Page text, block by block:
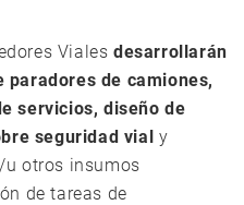
Viales desarrollarán
de camiones,
servicios, diseño de
seguridad vial y
otros insumos
de tareas de